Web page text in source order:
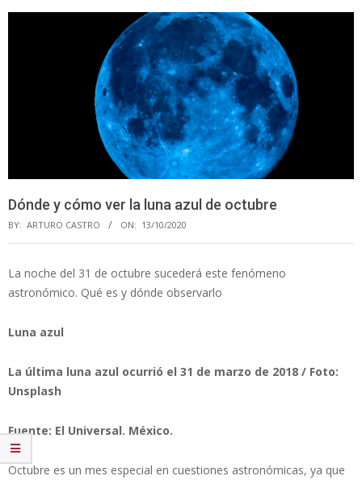
Dónde y cómo ver la luna azul de octubre
BY: ARTURO CASTRO ON: 13/10/2020
La noche del 31 de octubre sucederá este fenómeno
astronómico. Qué es y dónde observarlo
Luna azul
La última luna azul ocurrió el 31 de marzo de 2018 / Foto:
Unsplash
Fuente: El Universal. México.
Octubre es un mes especial en cuestiones astronómicas, ya que